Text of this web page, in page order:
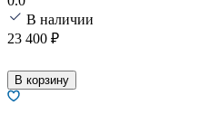
В наличии
23 400 ₽
В корзину